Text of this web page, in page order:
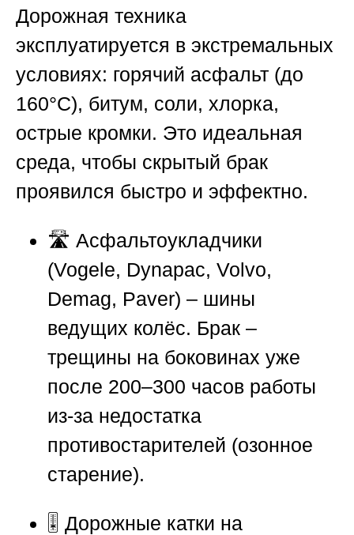
Дорожная техника
эксплуатируется в экстремальных
условиях: горячий асфальт (до
160°C), битум, соли, хлорка,
острые кромки. Это идеальная
среда, чтобы скрытый брак
проявился быстро и эффектно.
🛣️ Асфальтоукладчики
(Vogele, Dynapac, Volvo,
Demag, Paver) – шины
ведущих колёс. Брак –
трещины на боковинах уже
после 200–300 часов работы
из-за недостатка
противостарителей (озонное
старение).
🎚️ Дорожные катки на